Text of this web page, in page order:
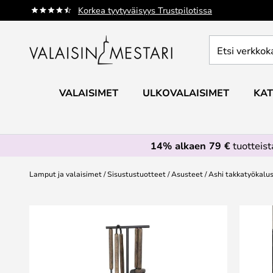
Korkea tyytyväisyys Trustpilotissa
Skip
to
verkkokaupan
VALAISIMET ULKOVALAISIMET
14% alkaen 79 €
Lamput ja valaisimet Sisustustuotteet Asusteet Ashi